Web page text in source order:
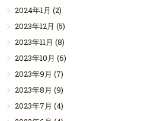
2024年1月 (2)
2023年12月 (5)
2023年11月 (8)
2023年10月 (6)
2023年9月 (7)
2023年8月 (9)
2023年7月 (4)